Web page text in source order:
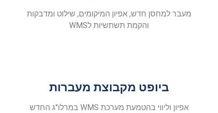
מעבר למחסן חדש, אפיון המיקומים, שילוט ומדבקות
והקמת תשתשיות לWMS
ביופט מקבוצת מעברות
אפיון וליווי בהטמעת מערכת WMS במרלו"ג החדש